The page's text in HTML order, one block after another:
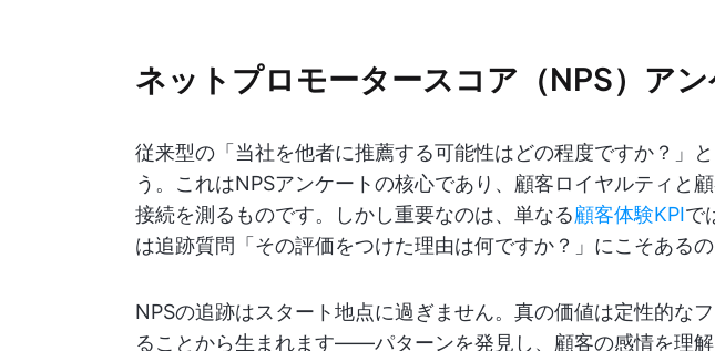
ネットプロモータースコア（NPS）アン
従来型の「当社を他者に推薦する可能性はどの程度ですか？」
う。これはNPSアンケートの核心であり、顧客ロイヤルティと
接続を測るものです。しかし重要なのは、単なる顧客体験KPIで
は追跡質問「その評価をつけた理由は何ですか？」にこそあるの
NPSの追跡はスタート地点に過ぎません。真の価値は定性的な
ることから生まれます——パターンを発見し、顧客の感情を理